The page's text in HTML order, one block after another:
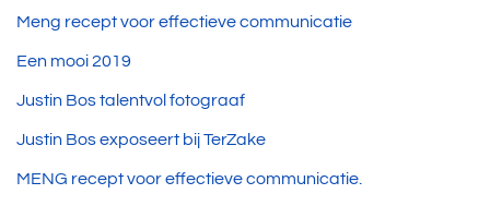
Meng recept voor effectieve communicatie
Een mooi 2019
Justin Bos talentvol fotograaf
Justin Bos exposeert bij TerZake
MENG recept voor effectieve communicatie.